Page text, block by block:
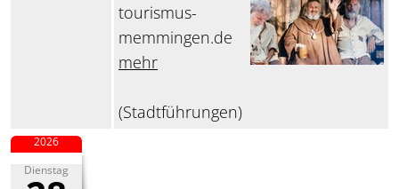
tourismus-
memmingen.de
mehr
(Stadtführungen)
Dienstag
2026